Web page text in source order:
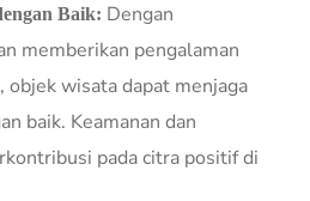
Baik: Dengan
memberikan pengalaman
objek wisata dapat menjaga
baik. Keamanan dan
pada citra positif di